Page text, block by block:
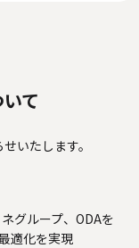
て
いたします。
グループ、ODAを
適化を実現